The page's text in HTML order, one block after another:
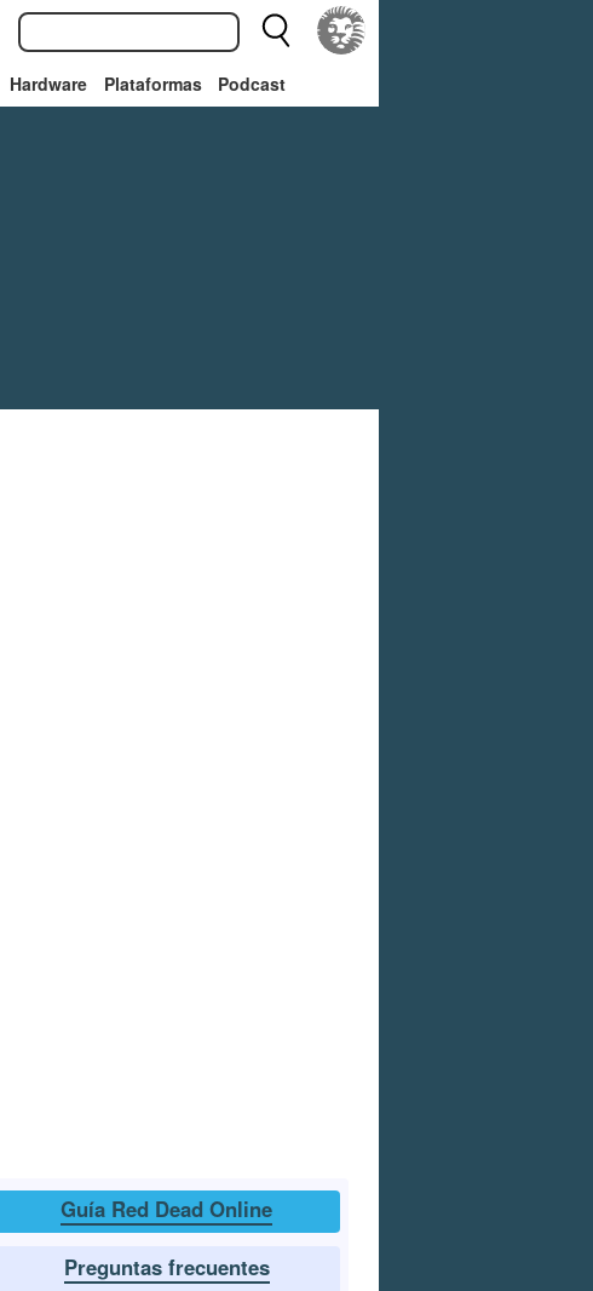
Hardware Plataformas Podcast
Guía Red Dead Online
Preguntas frecuentes